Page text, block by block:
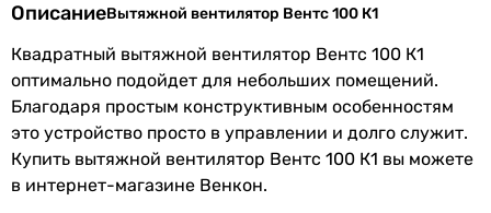
Монтаж
вентилятора
настенный
Тип осевой
Дополнительно сетка от насекомых
ОписаниеВытяжной вентилятор Вентс 100 К1
Квадратный вытяжной вентилятор Вентс 100 К1
оптимально подойдет для небольших помещений.
Благодаря простым конструктивным особенностям
это устройство просто в управлении и долго служит.
Купить вытяжной вентилятор Вентс 100 К1 вы можете
в интернет-магазине Венкон.